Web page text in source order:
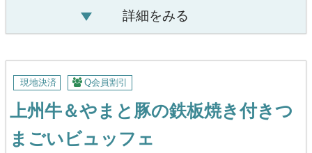
詳細をみる
現地決済 Q会員割引
上州牛＆やまと豚の鉄板焼き付きつ
まごいビュッフェ